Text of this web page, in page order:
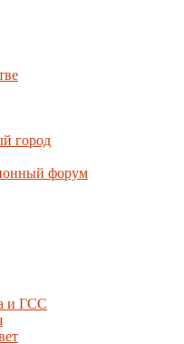
город
форум
и ГСС